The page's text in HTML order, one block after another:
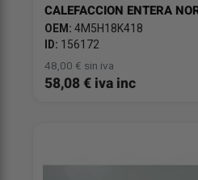
CALEFACCION ENTERA
OEM: 4M5H18K418
ID: 156172
48,00 € sin iva
58,08 € iva inc